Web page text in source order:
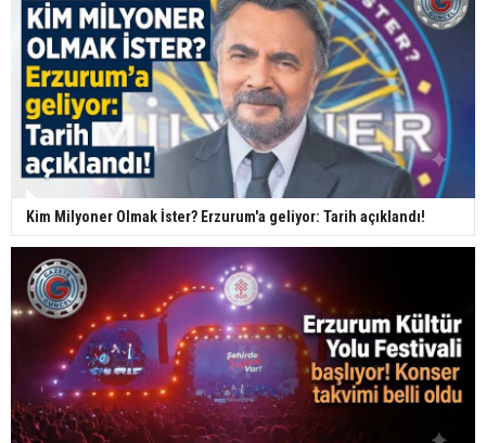
Kim Milyoner Olmak İster? Erzurum'a geliyor: Tarih açıklandı!